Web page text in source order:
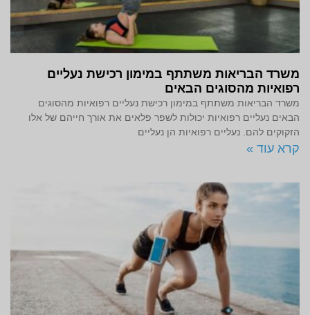
משרד הבריאות משתתף במימון רכישת נעליים
רפואיות מהסוגים הבאים
משרד הבריאות משתתף במימון רכישת נעליים רפואיות מהסוגים
הבאים נעליים רפואיות יכולות לשפר פלאים את אורך חייהם של אלו
הזקוקים להם. נעליים רפואיות הן נעליים
קרא עוד »